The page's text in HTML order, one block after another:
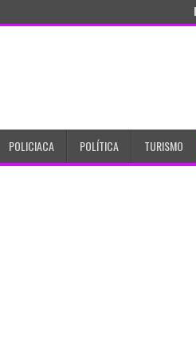
POLICIACA POLÍTICA TURISMO